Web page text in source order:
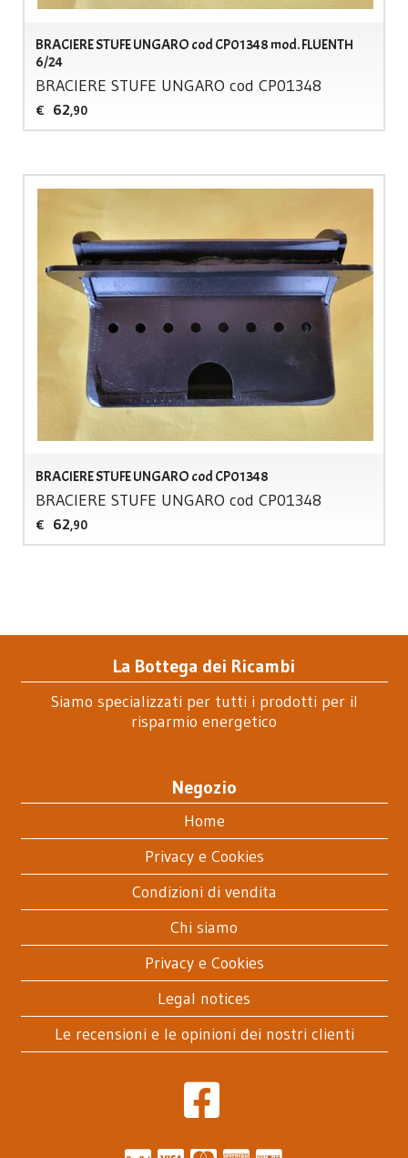
BRACIERE STUFE UNGARO cod CP01348 mod. FLUENTH
6/24
BRACIERE STUFE UNGARO cod CP01348
€ 62,90
BRACIERE STUFE UNGARO cod CP01348
BRACIERE STUFE UNGARO cod CP01348
€ 62,90
La Bottega dei Ricambi
Siamo specializzati per tutti i prodotti per il
risparmio energetico
Negozio
Home
Privacy e Cookies
Condizioni di vendita
Chi siamo
Privacy e Cookies
Legal notices
Le recensioni e le opinioni dei nostri clienti